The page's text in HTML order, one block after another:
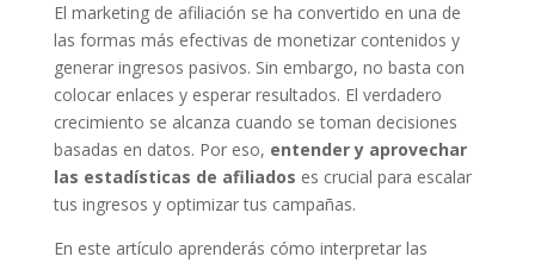
El marketing de afiliación se ha convertido en una de
las formas más efectivas de monetizar contenidos y
generar ingresos pasivos. Sin embargo, no basta con
colocar enlaces y esperar resultados. El verdadero
crecimiento se alcanza cuando se toman decisiones
basadas en datos. Por eso, entender y aprovechar
las estadísticas de afiliados es crucial para escalar
tus ingresos y optimizar tus campañas.
En este artículo aprenderás cómo interpretar las